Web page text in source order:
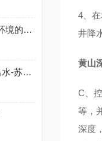
工程降水能够带动城市生态环境的优化
江阴钻井,20年打井经验,包出水-苏州通泉钻井工程有限公司
4、
井降
黄山
C、
等，
深度